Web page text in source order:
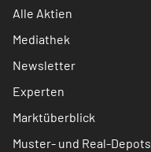
Alle Aktien
Mediathek
Newsletter
Experten
Marktüberblick
Muster- und Real-Depots